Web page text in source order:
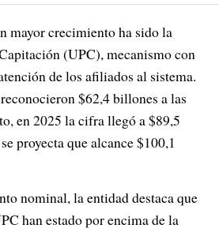
mayor crecimiento ha sido la
(UPC), mecanismo con
de los afiliados al sistema.
$62,4 billones a las
en 2025 la cifra llegó a $89,5
proyecta que alcance $100,1
nominal, la entidad destaca que
han estado por encima de la